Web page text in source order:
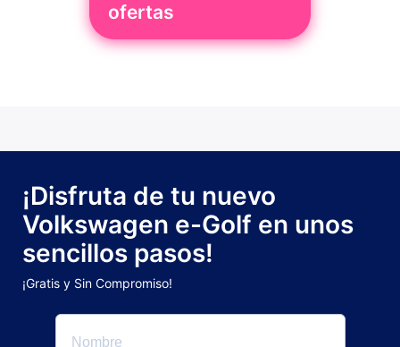
ofertas
¡Disfruta de tu nuevo
Volkswagen e-Golf en unos
sencillos pasos!
¡Gratis y Sin Compromiso!